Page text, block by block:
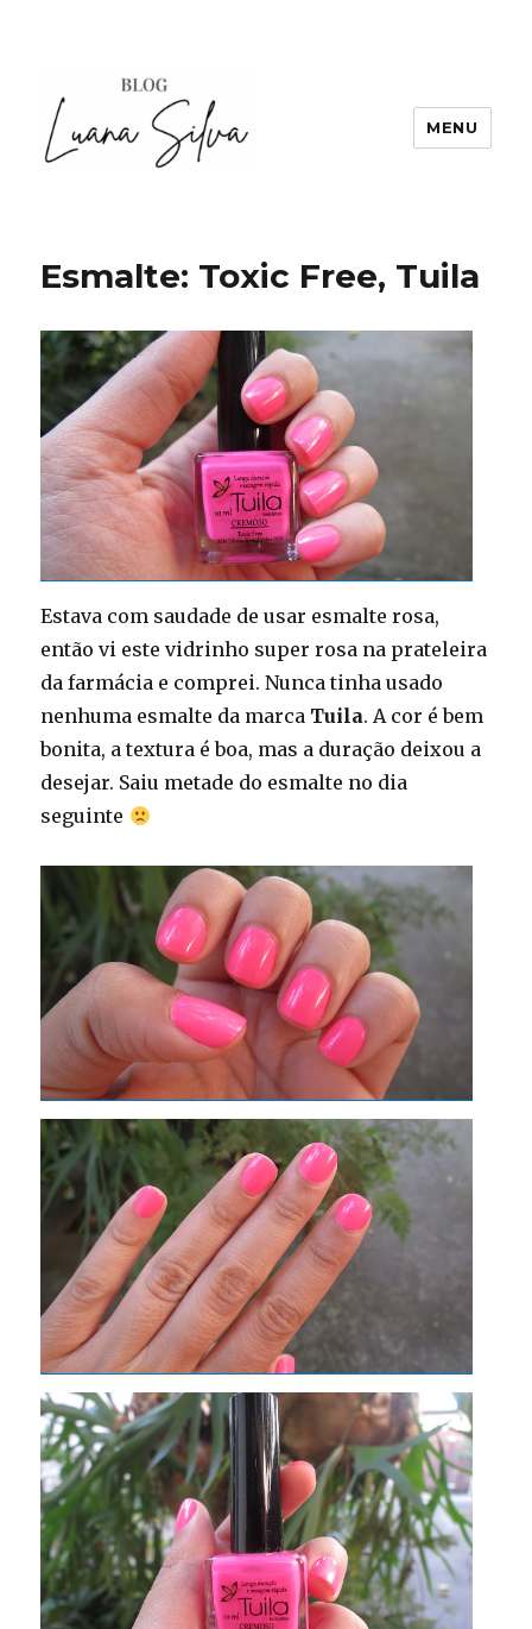
MENU
Esmalte: Toxic Free, Tuila
Estava com saudade de usar esmalte rosa,
então vi este vidrinho super rosa na prateleira
da farmácia e comprei. Nunca tinha usado
nenhuma esmalte da marca Tuila. A cor é bem
bonita, a textura é boa, mas a duração deixou a
desejar. Saiu metade do esmalte no dia
seguinte